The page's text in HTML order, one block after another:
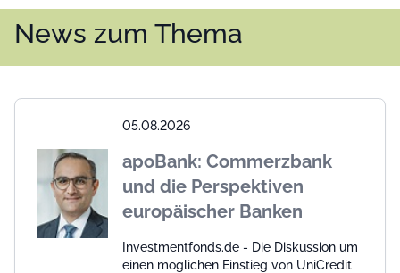
News zum Thema
05.08.2026
apoBank: Commerzbank
und die Perspektiven
europäischer Banken
Investmentfonds.de - Die Diskussion um
einen möglichen Einstieg von UniCredit